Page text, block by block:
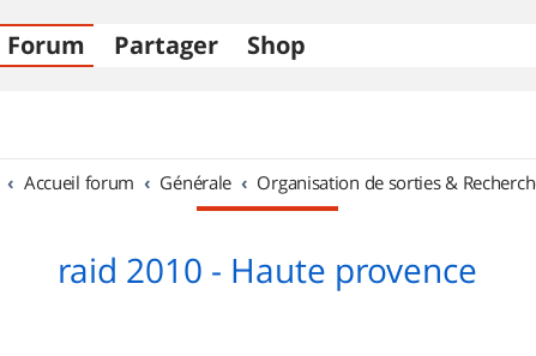
Forum Partager Shop
Accueil forum Générale Organisation de sorties &
raid 2010 - Haute provence